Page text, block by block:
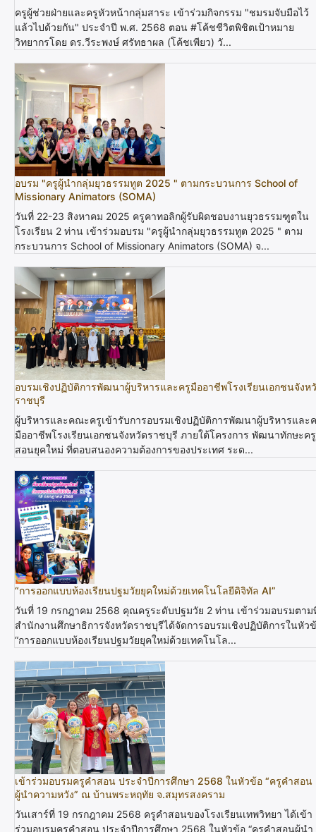
ครูผู้ช่วยฝ่ายและครูหัวหน้ากลุ่มสาระ เข้าร่วมกิจกรรม "ชมรมจับมือไว้
แล้วไปด้วยกัน" ประจำปี พ.ศ. 2568 ตอน #โค้ชชีวิตพิชิตเป้าหมาย
วิทยากรโดย ดร.วีระพงษ์ ศรัทธาผล (โค้ชเพียว) วั...
อบรม "ครูผู้นำกลุ่มยุวธรรมทูต 2025 " ตามกระบวนการ School of
Missionary Animators (SOMA)
วันที่ 22-23 สิงหาคม 2025 ครูคาทอลิกผู้รับผิดชอบงานยุวธรรมฑูตใน
โรงเรียน 2 ท่าน เข้าร่วมอบรม "ครูผู้นำกลุ่มยุวธรรมทูต 2025 " ตาม
กระบวนการ School of Missionary Animators (SOMA) จ...
อบรมเชิงปฏิบัติการพัฒนาผู้บริหารและครูมืออาชีพโรงเรียนเอกชนจังห
ราชบุรี
ผู้บริหารและคณะครูเข้ารับการอบรมเชิงปฏิบัติการพัฒนาผู้บริหารและ
มืออาชีพโรงเรียนเอกชนจังหวัดราชบุรี ภายใต้โครงการ พัฒนาทักษะค
สอนยุคใหม่ ที่ตอบสนองความต้องการของประเทศ ระด...
“การออกแบบห้องเรียนปฐมวัยยุคใหม่ด้วยเทคโนโลยีดิจิทัล AI”
วันที่ 19 กรกฎาคม 2568 คุณครูระดับปฐมวัย 2 ท่าน เข้าร่วมอบรมตาม
สำนักงานศึกษาธิการจังหวัดราชบุรีได้จัดการอบรมเชิงปฏิบัติการในหัว
“การออกแบบห้องเรียนปฐมวัยยุคใหม่ด้วยเทคโนโล...
เข้าร่วมอบรมครูคำสอน ประจำปีการศึกษา 2568 ในหัวข้อ “ครูคำสอน
ผู้นำความหวัง” ณ บ้านพระหฤทัย จ.สมุทรสงคราม
วันเสาร์ที่ 19 กรกฎาคม 2568 ครูคำสอนของโรงเรียนเทพวิทยา ได้เข้า
ร่วมอบรมครูคำสอน ประจำปีการศึกษา 2568 ในหัวข้อ “ครูคำสอนผู้นำ